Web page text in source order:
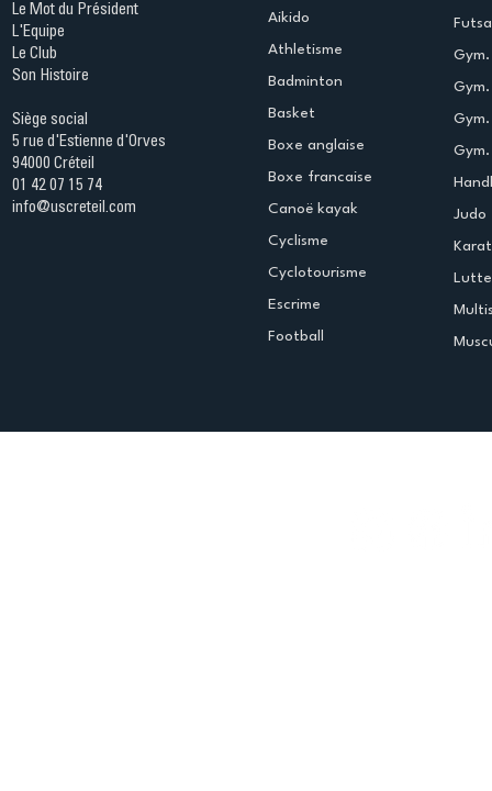
Le Mot du Président
L'Equipe
Le Club
Son Histoire
Siège social
5 rue d'Estienne d'Orves
94000 Créteil
01 42 07 15 74
info@uscreteil.com
Aikido
Athletisme
Badminton
Basket
Boxe anglaise
Boxe francaise
Canoë kayak
Cyclisme
Cyclotourisme
Escrime
Football
Judo
Lutte